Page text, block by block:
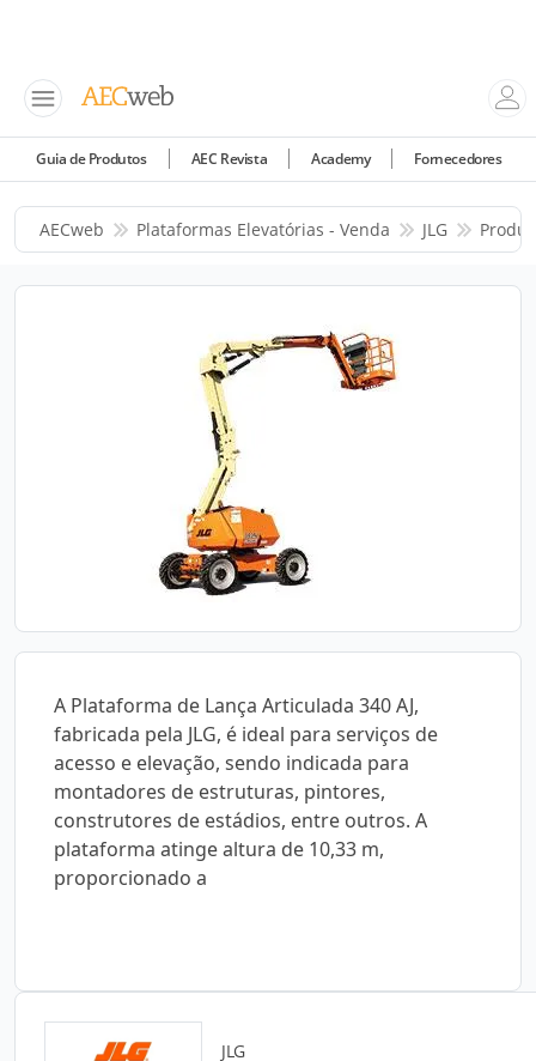
Guia de Produtos AEC Revista Academy Fornecedores
AECweb Plataformas Elevatórias - Venda JLG
A Plataforma de Lança Articulada 340 AJ,
fabricada pela JLG, é ideal para serviços de
acesso e elevação, sendo indicada para
montadores de estruturas, pintores,
construtores de estádios, entre outros. A
plataforma atinge altura de 10,33 m,
proporcionado a
JLG